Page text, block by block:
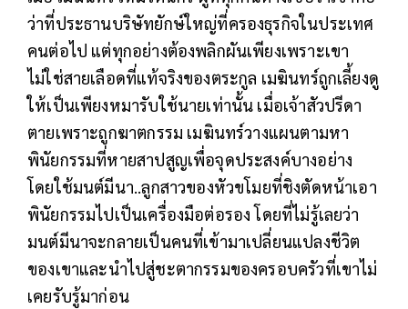
ว่าที่ประธานบริษัทยักษ์ใหญ่ที่ครองธุรกิจในประเทศ
คนต่อไป แต่ทุกอย่างต้องพลิกผันเพียงเพราะเขา
ไม่ใช่สายเลือดที่แท้จริงของตระกูล เมฆินทร์ถูกเลี้ยงดู
ให้เป็นเพียงหมารับใช้นายเท่านั้น เมื่อเจ้าสัวปรีดา
ตายเพราะถูกฆาตกรรม เมฆินทร์วางแผนตามหา
พินัยกรรมที่หายสาปสูญเพื่อจุดประสงค์บางอย่าง
โดยใช้มนต์มีนา..ลูกสาวของหัวขโมยที่ชิงตัดหน้าเอา
พินัยกรรมไปเป็นเครื่องมือต่อรอง โดยที่ไม่รู้เลยว่า
มนต์มีนาจะกลายเป็นคนที่เข้ามาเปลี่ยนแปลงชีวิต
ของเขาและนำไปสู่ชะตากรรมของครอบครัวที่เขาไม่
เคยรับรู้มาก่อน